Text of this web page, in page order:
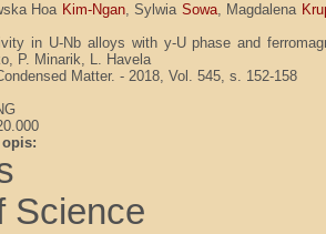
Hoa Kim-Ngan, Sylwia Sowa, Magdalena
in U-Nb alloys with y-U phase and
P. Minarik, L. Havela
Matter. - 2018, Vol. 545, s. 152-158
opis:
Science